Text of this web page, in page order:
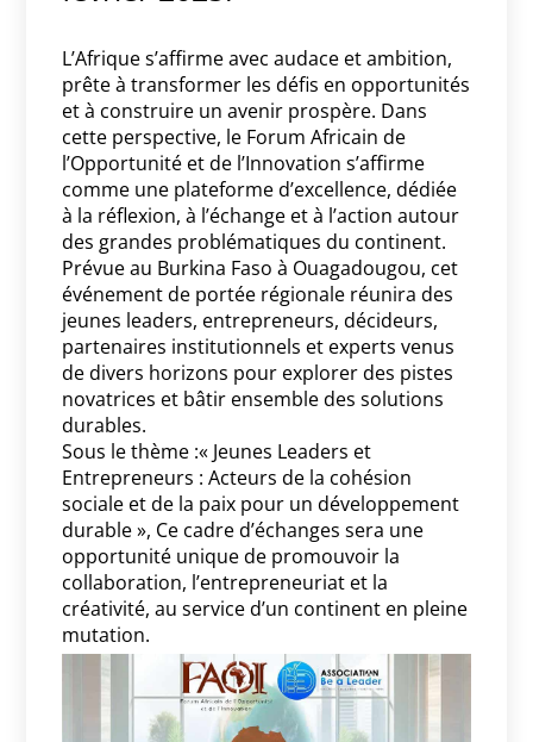
L’Afrique s’affirme avec audace et ambition,
prête à transformer les défis en opportunités
et à construire un avenir prospère. Dans
cette perspective, le Forum Africain de
l’Opportunité et de l’Innovation s’affirme
comme une plateforme d’excellence, dédiée
à la réflexion, à l’échange et à l’action autour
des grandes problématiques du continent.
Prévue au Burkina Faso à Ouagadougou, cet
événement de portée régionale réunira des
jeunes leaders, entrepreneurs, décideurs,
partenaires institutionnels et experts venus
de divers horizons pour explorer des pistes
novatrices et bâtir ensemble des solutions
durables.
Sous le thème :« Jeunes Leaders et
Entrepreneurs : Acteurs de la cohésion
sociale et de la paix pour un développement
durable », Ce cadre d’échanges sera une
opportunité unique de promouvoir la
collaboration, l’entrepreneuriat et la
créativité, au service d’un continent en pleine
mutation.